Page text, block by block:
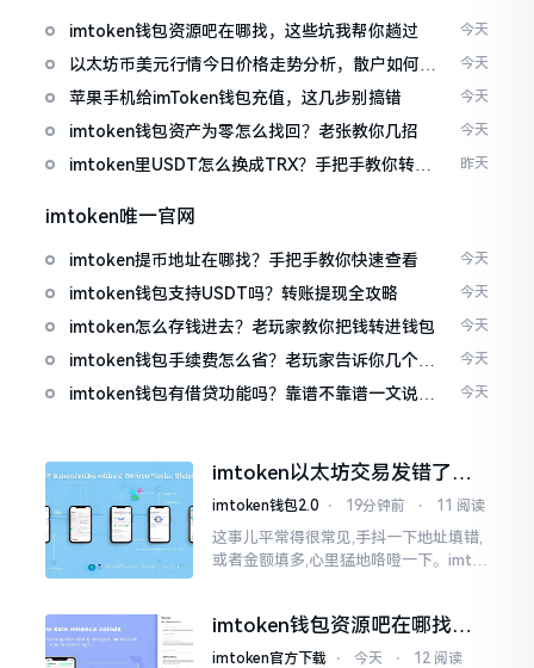
imtoken钱包资源吧在哪找，这些坑我帮你趟过 今天
以太坊币美元行情今日价格走势分析，散户如何避
免追涨杀跌被套牢
今天
苹果手机给imToken钱包充值，这几步别搞错 今天
imtoken钱包资产为零怎么找回？老张教你几招 今天
imtoken里USDT怎么换成TRX？手把手教你转成
昨天
imtoken唯一官网
imtoken提币地址在哪找？手把手教你快速查看 今天
imtoken钱包支持USDT吗？转账提现全攻略 今天
imtoken怎么存钱进去？老玩家教你把钱转进钱包 今天
imtoken钱包手续费怎么省？老玩家告诉你几个实
在招
今天
imtoken钱包有借贷功能吗？靠谱不靠谱一文说清
今天
imtoken以太坊交易发错了咋
整？取消方法告诉你
imtoken钱包2.0 ⋅ 19分钟前 ⋅ 11 阅读
这事儿平常得很常见,手抖一下地址填错,
或者金额填多,心里猛地咯噔一下。imto
imtoken钱包资源吧在哪找，
这些坑我帮你趟过
imtoken官方下载 ⋅ 今天 ⋅ 12 阅读